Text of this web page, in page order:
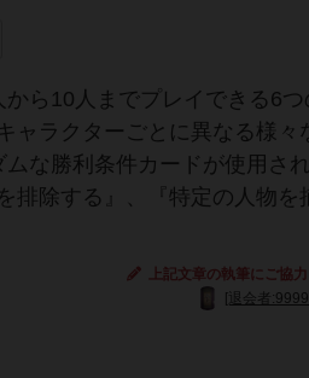
ら10人までプレイできる6
ャラクターごとに異なる様々
な勝利条件カードが使用さ
排除する』、『特定の人物を
上記文章の執筆にご協
[退会者